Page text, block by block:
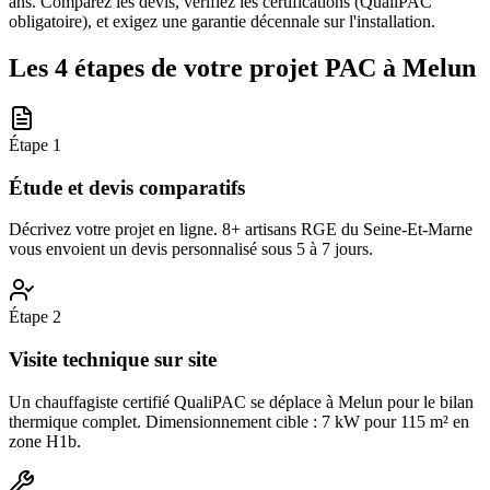
obligatoire), et exigez une garantie décennale sur l'installation.
Les 4 étapes de votre projet PAC à Melun
Étape 1
Étude et devis comparatifs
Décrivez votre projet en ligne. 8+ artisans RGE du Seine-Et-Marne
vous envoient un devis personnalisé sous 5 à 7 jours.
Étape 2
Visite technique sur site
Un chauffagiste certifié QualiPAC se déplace à Melun pour le bilan
thermique complet. Dimensionnement cible : 7 kW pour 115 m² en
zone H1b.